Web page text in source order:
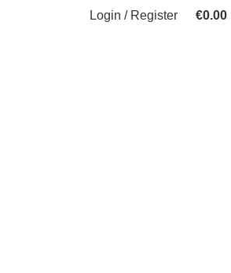
Login / Register €0.00